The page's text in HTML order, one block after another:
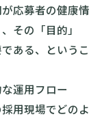
応募者の健康情
その「目的」
ある、というこ
運用フロー
用現場でどのよ